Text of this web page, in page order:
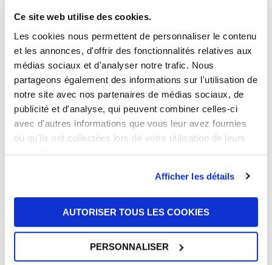
Ce site web utilise des cookies.
Les cookies nous permettent de personnaliser le contenu
et les annonces, d'offrir des fonctionnalités relatives aux
médias sociaux et d'analyser notre trafic. Nous
partageons également des informations sur l'utilisation de
notre site avec nos partenaires de médias sociaux, de
publicité et d'analyse, qui peuvent combiner celles-ci
avec d'autres informations que vous leur avez fournies
ou qu'ils ont collectées lors de votre utilisation de leurs
services.
Afficher les détails
AUTORISER TOUS LES COOKIES
PERSONNALISER
représentant 50% de la production mondiale.
Au cours de l’événement, des ateliers ont été
organisés en relation avec les laboratoires UFI
de Nogarole Rocca (VR) et les Centres
d’innovation, au cours desquels les activités de
ces entreprises ont été retransmises en direct
sur grand écran. Grâce à la diffusion en direct,
les participants ont eu l’occasion de voir
comment les filtres à air et les systèmes de
et les ingénieurs. Un dialogue direct et
Automechanika Frankfurt 2024
a donc une fois de plus joué un rôle de